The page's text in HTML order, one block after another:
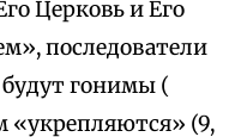
Церковь и Его
последователи
будут гонимы (
«укрепляются» (9,